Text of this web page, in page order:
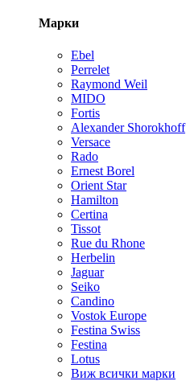
Марки
Ebel
Perrelet
Raymond Weil
MIDO
Fortis
Alexander Shorokhoff
Versace
Rado
Ernest Borel
Orient Star
Hamilton
Certina
Tissot
Rue du Rhone
Herbelin
Jaguar
Seiko
Candino
Vostok Europe
Festina Swiss
Festina
Lotus
Виж всички марки